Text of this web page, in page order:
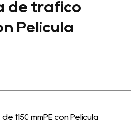
de tráfico
Película
1150 mmPE con Película